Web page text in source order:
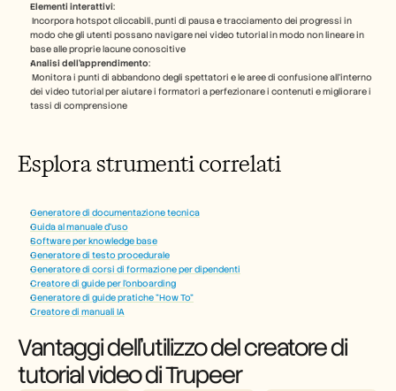
Elementi interattivi:
modo che gli utenti possano navigare nei video tutorial in modo non lineare in
base alle proprie lacune conoscitive
Analisi dell'apprendimento:
dei video tutorial per aiutare i formatori a perfezionare i contenuti e migliorare i
tassi di comprensione
Esplora strumenti correlati
Generatore di documentazione tecnica
Guida al manuale d'uso
Software per knowledge base
Generatore di testo procedurale
Generatore di corsi di formazione per dipendenti
Creatore di guide per l'onboarding
Generatore di guide pratiche "How To"
Creatore di manuali IA
Vantaggi dell'utilizzo del creatore di
tutorial video di Trupeer